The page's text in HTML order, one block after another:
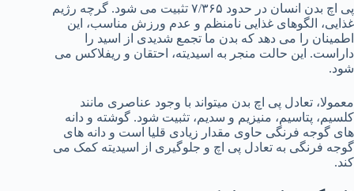
پی اچ بدن انسان در حدود ۷/۳۶۵ تثبیت می شود. گرچه رژیم
غذایی، الگوهای غذایی نامنظم و عدم ورزش مناسب، این
اطمینان را می دهد که بدن ما تجمع شدیدی از اسید را
داراست. این حالت منجر به اسیدیته، احتقان و ریفلاکس می
شود.
معمولا، تعادل پی اچ بدن میتواند با وجود عناصری مانند
کلسیم، پتاسیم، منیزیم و سدیم، تثبیت شود. گوشته و دانه
های گوجه فرنگی حاوی مقدار زیادی قلیا است و دانه های
گوجه فرنگی به تعادل پی اچ و جلوگیری از اسیدیته کمک می
کند.